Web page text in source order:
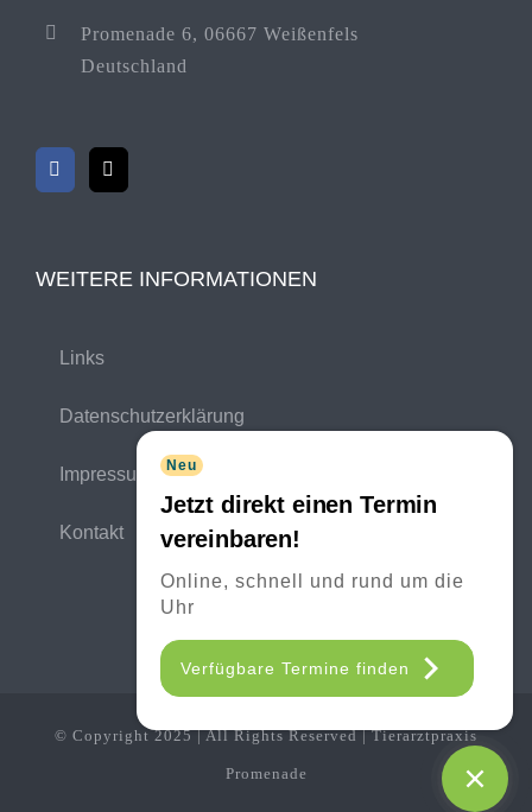
Neu
Jetzt direkt einen Termin
vereinbaren!
Online, schnell und rund um die
Uhr
Verfügbare Termine finden
Promenade 6, 06667 Weißenfels
Deutschland
WEITERE INFORMATIONEN
Links
Datenschutzerklärung
Impressum
Kontakt
© Copyright 2025 | All Rights Reserved | Tierarztpraxis
Promenade